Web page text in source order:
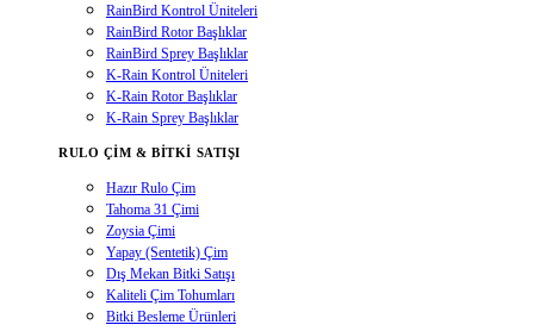
RainBird Kontrol Üniteleri
RainBird Rotor Başlıklar
RainBird Sprey Başlıklar
K-Rain Kontrol Üniteleri
K-Rain Rotor Başlıklar
K-Rain Sprey Başlıklar
RULO ÇIM & BITKI SATIŞI
Hazır Rulo Çim
Tahoma 31 Çimi
Zoysia Çimi
Yapay (Sentetik) Çim
Dış Mekan Bitki Satışı
Kaliteli Çim Tohumları
Bitki Besleme Ürünleri